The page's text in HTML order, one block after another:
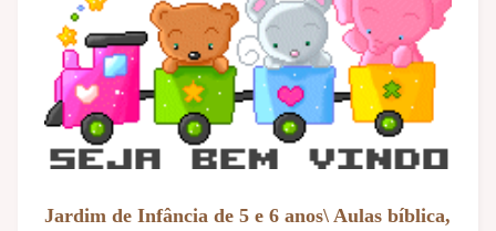
Jardim de Infância de 5 e 6 anos\ Aulas bíblica,